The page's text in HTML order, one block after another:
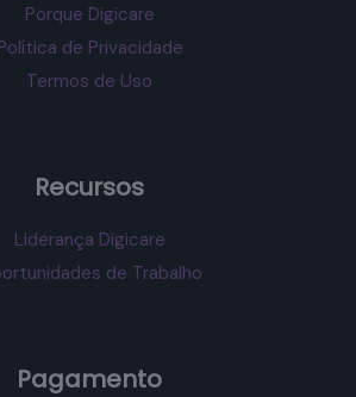
Porque Digicare
de Privacidade
Termos de Uso
Recursos
Liderança Digicare
de Trabalho
Pagamento